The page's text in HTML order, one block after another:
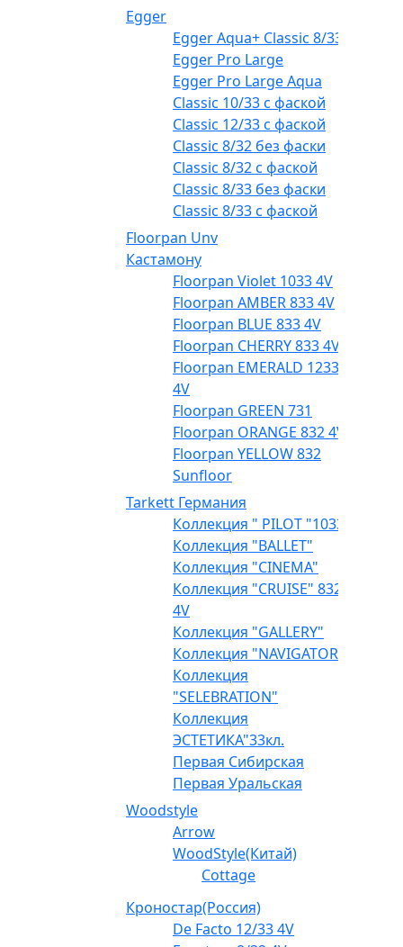
Egger
Egger Aqua+ Classic 8/33
Egger Pro Large
Egger Pro Large Aqua
Classic 10/33 с фаской
Classic 12/33 с фаской
Classic 8/32 без фаски
Classic 8/32 с фаской
Classic 8/33 без фаски
Classic 8/33 с фаской
Floorpan Unv
Кастамону
Floorpan Violet 1033 4V
Floorpan AMBER 833 4V
Floorpan BLUE 833 4V
Floorpan CHERRY 833 4V
Floorpan EMERALD 1233
4V
Floorpan GREEN 731
Floorpan ORANGE 832 4V
Floorpan YELLOW 832
Sunfloor
Tarkett Германия
Коллекция " PILOT "1033
Коллекция "BALLET"
Коллекция "CINEMA"
Коллекция "CRUISE" 832
4V
Коллекция "GALLERY"
Коллекция "NAVIGATOR"
Коллекция
"SELEBRATION"
Коллекция
ЭСТЕТИКА"33кл.
Первая Сибирская
Первая Уральская
Woodstyle
Arrow
WoodStyle(Китай)
Cottage
Кроностар(Россия)
De Facto 12/33 4V